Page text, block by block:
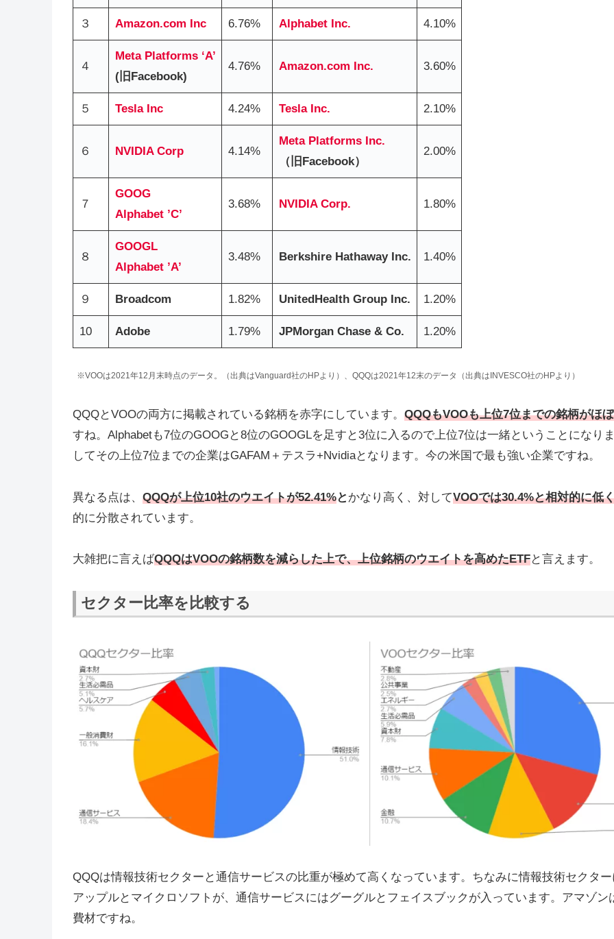
３ Amazon.com Inc 6.76% Alphabet Inc. 4.10%
４
Meta Platforms ‘A’
(旧Facebook)
4.76% Amazon.com Inc. 3.60%
５ Tesla Inc 4.24% Tesla Inc. 2.10%
６ NVIDIA Corp 4.14%
Meta PlatformsInc.
（旧Facebook）
2.00%
７
GOOG
Alphabet ’C’
3.68% NVIDIA Corp. 1.80%
８
GOOGL
Alphabet ’A’
3.48% Berkshire Hathaway Inc. 1.40%
９ Broadcom 1.82% UnitedHealth Group Inc. 1.20%
10 Adobe 1.79% JPMorgan Chase & Co. 1.20%
※VOOは2021年12月末時点のデータ。（出典はVanguard社のHPより）、QQQは2021年12末のデータ（出典はINVESCO社のHPより）
QQQとVOOの両方に掲載されている銘柄を赤字にしています。 QQQもVOOも上位7位までの銘柄がほ
すね。Alphabetも7位のGOOGと8位のGOOGLを足すと3位に入るので上位7位は一緒ということになり
してその上位7位までの企業はGAFAM＋テスラ+Nvidiaとなります。今の米国で最も強い企業ですね。
異なる点は、 QQQが上位10社のウエイトが52.41%と かなり高く、対してVOOでは30.4%と相対的に低
的に分散されています。
大雑把に言えばQQQはVOOの銘柄数を減らした上で、上位銘柄のウエイトを高めたETFと言えます。
セクター比率を比較する
QQQは情報技術セクターと通信サービスの比重が極めて高くなっています。ちなみに情報技術セクタ
アップルとマイクロソフトが、通信サービスにはグーグルとフェイスブックが入っています。アマゾン
費材ですね。